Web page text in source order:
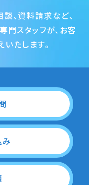
、資料請求など、
門スタッフが、お客
たします。